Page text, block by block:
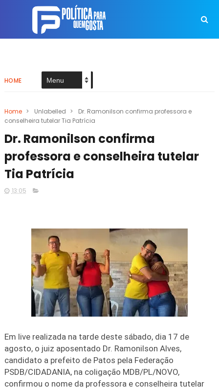
HOME
Home > Unlabelled >
Dr. Ramonilson confirma professora e
conselheira tutelar Tia Patrícia
Dr. Ramonilson confirma
professora e conselheira tutelar
Tia Patrícia
13:05
Em live realizada na tarde deste sábado, dia 17 de
agosto, o juiz aposentado Dr. Ramonilson Alves,
candidato a prefeito de Patos pela Federação
PSDB/CIDADANIA, na coligação MDB/PL/NOVO,
confirmou o nome da professora e conselheira tutelar